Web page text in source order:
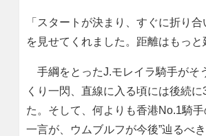
「スタートが決まり、すぐに折り
を見せてくれました。距離はもっと
手綱をとったJ.モレイラ騎手がそ
くり一閃、直線に入る頃には後続
た。そして、何よりも香港No.1騎
一言が、ウムブルフが今後”辿るべ